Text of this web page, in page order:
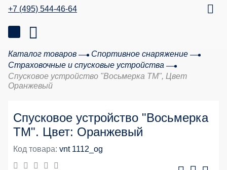
+7 (495) 544-46-64
Каталог товаров
Спортивное снаряжение
Страховочные и спусковые устройства
Спусковое устройство "Восьмерка ТМ", Цвет
Оранжевый
Спусковое устройство "Восьмерка
ТМ". Цвет: Оранжевый
Код товара: vnt 1112_og